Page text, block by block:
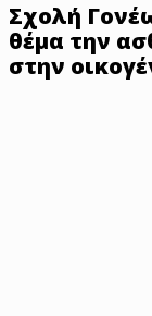
Σχολή
θέμα την
στην